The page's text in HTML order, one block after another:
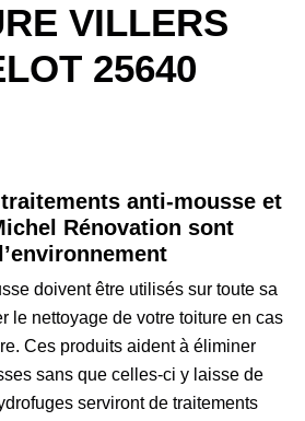
VILLERS
25640
anti-mousse et
Rénovation sont
doivent être utilisés sur toute sa
le nettoyage de votre toiture en cas
Ces produits aident à éliminer
sans que celles-ci y laisse de
serviront de traitements